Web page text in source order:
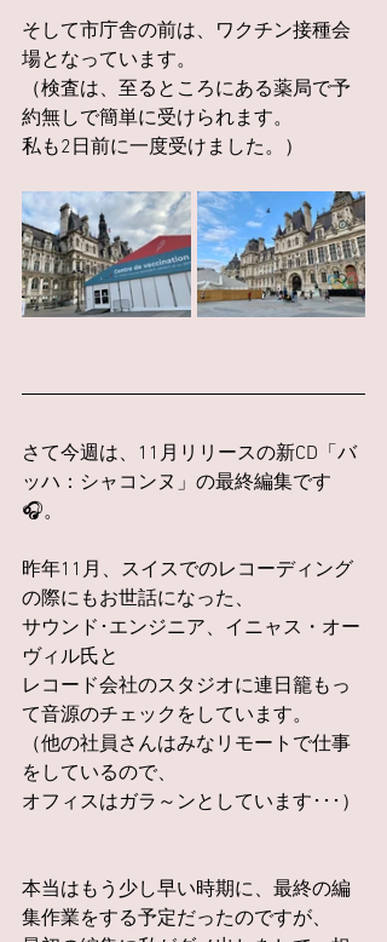
そして市庁舎の前は、ワクチン接種会
場となっています。
（検査は、至るところにある薬局で予
約無しで簡単に受けられます。
私も2日前に一度受けました。）
さて今週は、11月リリースの新CD「バ
ッハ：シャコンヌ」の最終編集です
🎧。
昨年11月、スイスでのレコーディング
の際にもお世話になった、
サウンド･エンジニア、イニャス・オー
ヴィル氏と
レコード会社のスタジオに連日籠もっ
て音源のチェックをしています。
（他の社員さんはみなリモートで仕事
をしているので、
オフィスはガラ～ンとしています･･･）
本当はもう少し早い時期に、最終の編
集作業をする予定だったのですが、